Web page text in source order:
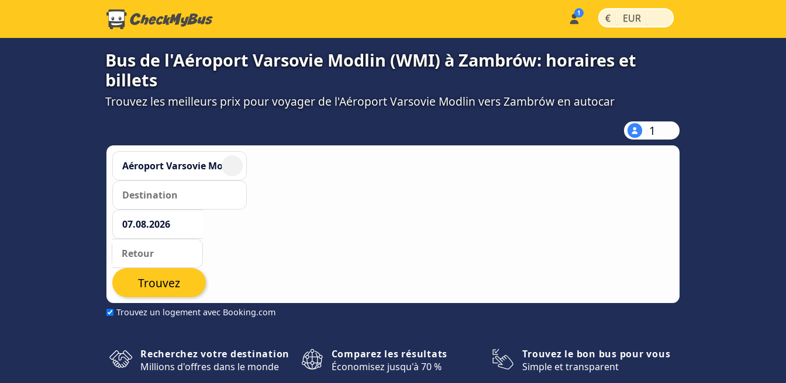
€ | EUR |
Bus de l'Aéroport Varsovie Modlin (WMI) à Zambrów: horaires et
billets
Trouvez les meilleurs prix pour voyager de l'Aéroport Varsovie Modlin vers Zambrów en autocar
1
Trouvez un logement avec Booking.com
Trouvez
Recherchez votre destination
Millions d'offres dans le monde
Comparez les résultats
Économisez jusqu'à 70 %
Trouvez le bon bus pour vous
Simple et transparent